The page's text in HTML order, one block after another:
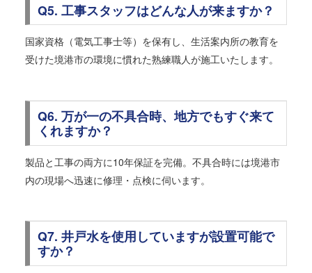
Q5. 工事スタッフはどんな人が来ますか？
国家資格（電気工事士等）を保有し、生活案内所の教育を
受けた境港市の環境に慣れた熟練職人が施工いたします。
Q6. 万が一の不具合時、地方でもすぐ来て
くれますか？
製品と工事の両方に10年保証を完備。不具合時には境港市
内の現場へ迅速に修理・点検に伺います。
Q7. 井戸水を使用していますが設置可能で
すか？